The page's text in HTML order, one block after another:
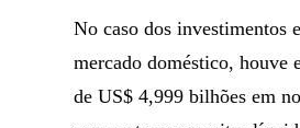
No caso dos investimentos
mercado doméstico, houve
de US$ 4,999 bilhões em